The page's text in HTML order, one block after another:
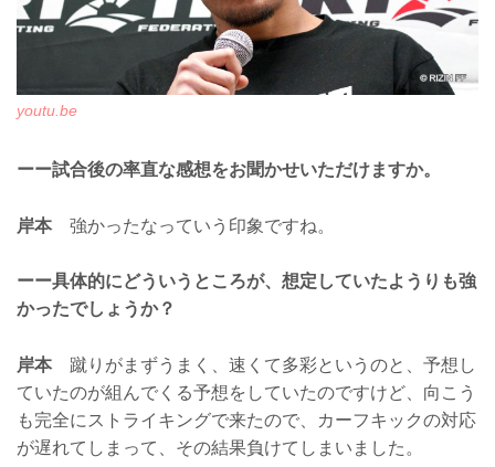
youtu.be
ーー試合後の率直な感想をお聞かせいただけますか。
岸本強かったなっていう印象ですね。
ーー具体的にどういうところが、想定していたようりも強
かったでしょうか？
岸本蹴りがまずうまく、速くて多彩というのと、予想し
ていたのが組んでくる予想をしていたのですけど、向こう
も完全にストライキングで来たので、カーフキックの対応
が遅れてしまって、その結果負けてしまいました。